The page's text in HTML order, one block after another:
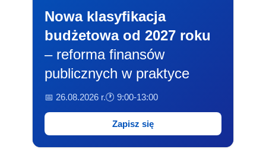
Nowa klasyfikacja
budżetowa od 2027 roku
– reforma finansów
publicznych w praktyce
📅 26.08.2026 r.🕐 9:00-13:00
Zapisz się